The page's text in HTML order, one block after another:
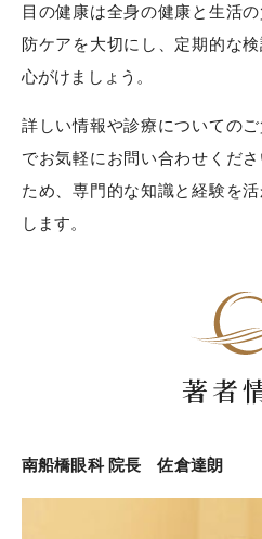
目の健康は全身の健康と生活
防ケアを大切にし、定期的な
心がけましょう。
詳しい情報や診療についての
でお気軽にお問い合わせくだ
ため、専門的な知識と経験を
します。
著者
南船橋眼科 院長 佐倉達朗